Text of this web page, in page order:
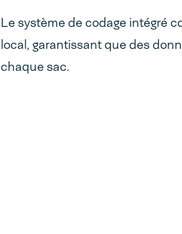
Le système de codage intégré
local, garantissant que des
chaque sac.